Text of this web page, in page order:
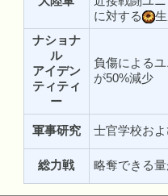
に対する
ナショナ
ル
アイデン
ティティ
ー
負傷による
が50%減少
軍事研究 士官学校お
総力戦 略奪できる